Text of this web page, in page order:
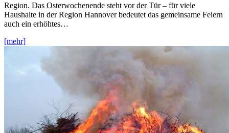
Region. Das Osterwochenende steht vor der Tür – für viele
Haushalte in der Region Hannover bedeutet das gemeinsame Feiern
auch ein erhöhtes…
[mehr]